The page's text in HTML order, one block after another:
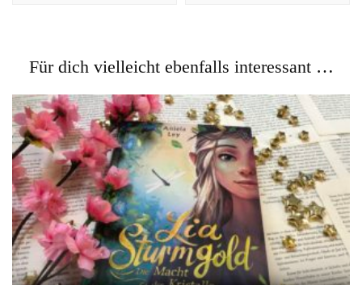
Für dich vielleicht ebenfalls interessant …